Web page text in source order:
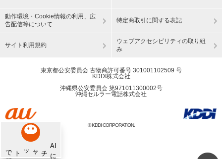
動作環境・Cookie情報の利用、広
告配信等について
特定商取引に関する表記
サイト利用規約
ウェブアクセシビリティの取り組
み
東京都公安委員会 古物商許可番号 301001102509 号
KDDI株式会社
沖縄県公安委員会 第971011300002号
沖縄セルラー電話株式会社
© KDDI CORPORATION.